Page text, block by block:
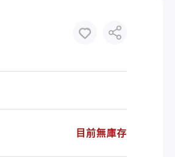
目前無庫存